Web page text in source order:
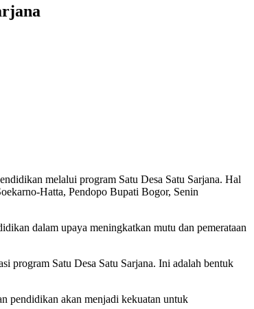
melalui program Satu Desa Satu Sarjana. Hal
Hatta, Pendopo Bupati Bogor, Senin
dalam upaya meningkatkan mutu dan pemerataan
program Satu Desa Satu Sarjana. Ini adalah bentuk
pendidikan akan menjadi kekuatan untuk